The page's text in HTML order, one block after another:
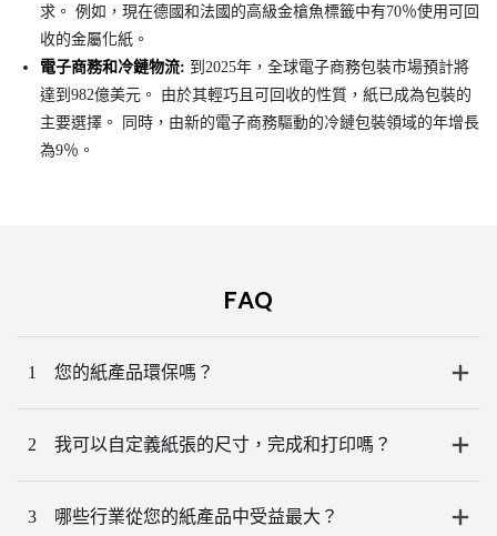
求。 例如，現在德國和法國的高級金槍魚標籤中有70％使用可回
收的金屬化紙。
電子商務和冷鏈物流: 到2025年，全球電子商務包裝市場預計將
達到982億美元。 由於其輕巧且可回收的性質，紙已成為包裝的
主要選擇。 同時，由新的電子商務驅動的冷鏈包裝領域的年增長
為9％。
FAQ
1 您的紙產品環保嗎？
2 我可以自定義紙張的尺寸，完成和打印嗎？
3 哪些行業從您的紙產品中受益最大？